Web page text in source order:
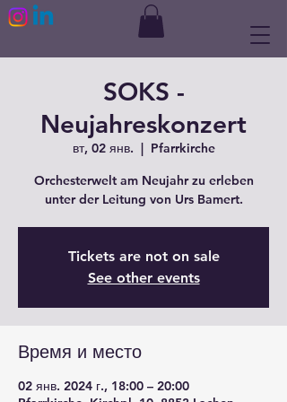
SOKS -
Neujahreskonzert
вт, 02 янв.
  |
Pfarrkirche
Orchesterwelt am Neujahr zu erleben
unter der Leitung von Urs Bamert.
Tickets are not on sale
See other events
Время и место
02 янв. 2024 г., 18:00 – 20:00